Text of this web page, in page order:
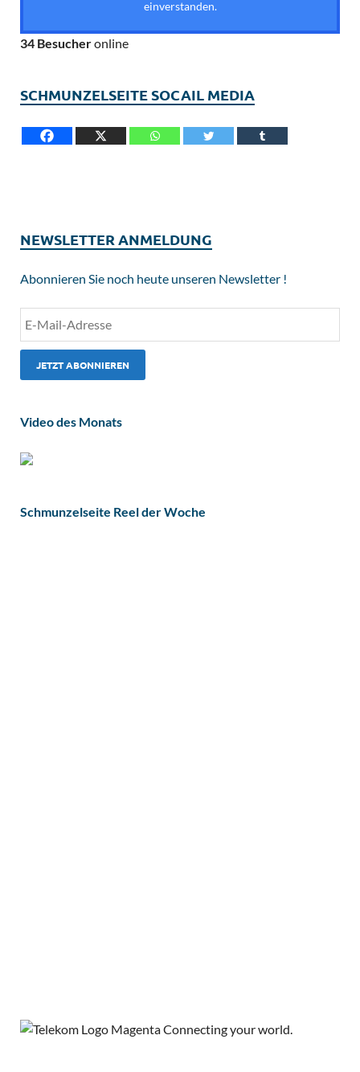
einverstanden.
34 Besucheronline
SCHMUNZELSEITE SOCAIL MEDIA
NEWSLETTER ANMELDUNG
Abonnieren Sie noch heute unseren Newsletter !
Video des Monats
Schmunzelseite Reel der Woche